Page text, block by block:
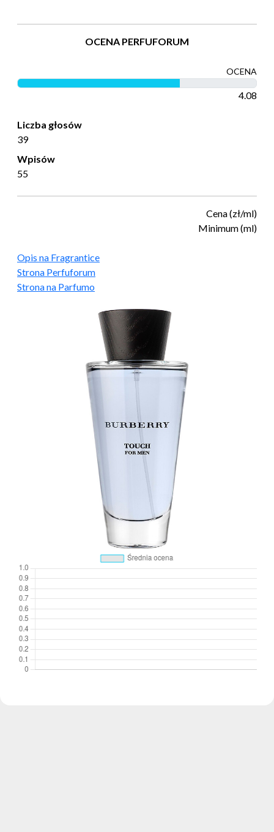
OCENA PERFUFORUM
OCENA
4.08
Liczba głosów
39
Wpisów
55
Cena (zł/ml)
Minimum (ml)
Opis na Fragrantice
Strona Perfuforum
Strona na Parfumo